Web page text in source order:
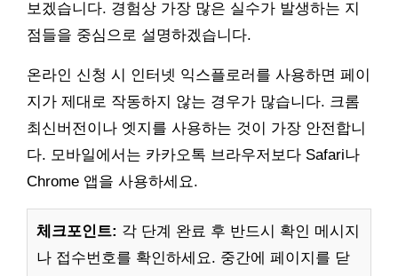
보겠습니다. 경험상 가장 많은 실수가 발생하는 지
점들을 중심으로 설명하겠습니다.
온라인 신청 시 인터넷 익스플로러를 사용하면 페이
지가 제대로 작동하지 않는 경우가 많습니다. 크롬
최신버전이나 엣지를 사용하는 것이 가장 안전합니
다. 모바일에서는 카카오톡 브라우저보다 Safari나
Chrome 앱을 사용하세요.
체크포인트: 각 단계 완료 후 반드시 확인 메시지
나 접수번호를 확인하세요. 중간에 페이지를 닫